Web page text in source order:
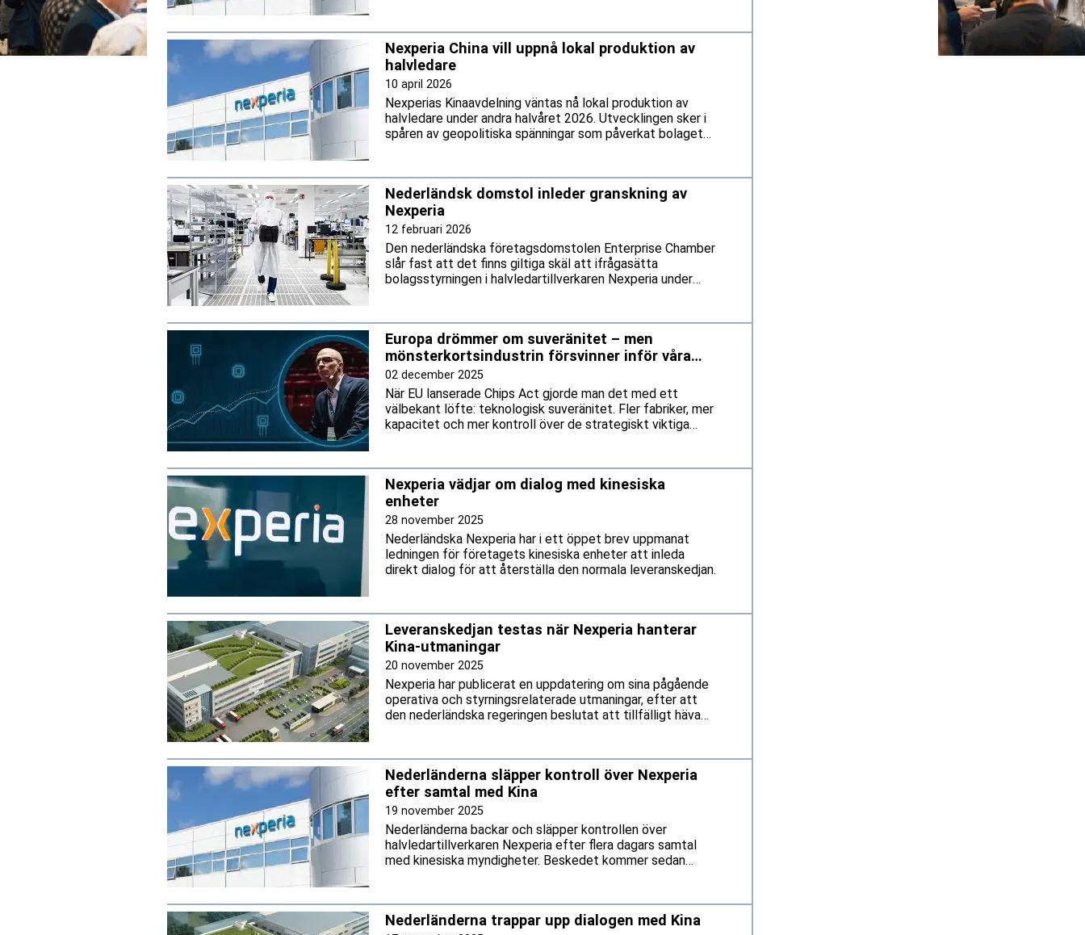
skadestånd och vill se de nederländska
styrningsåtgärderna upphävda.
Nexperia China vill uppnå lokal produktion av
halvledare
10 april 2026
Nexperias Kinaavdelning väntas nå lokal produktion av
halvledare under andra halvåret 2026. Utvecklingen sker i
spåren av geopolitiska spänningar som påverkat bolagets
Nederländsk domstol inleder granskning av
Nexperia
12 februari 2026
Den nederländska företagsdomstolen Enterprise Chamber
slår fast att det finns giltiga skäl att ifrågasätta
bolagsstyrningen i halvledartillverkaren Nexperia under
Europa drömmer om suveränitet – men
mönsterkortsindustrin försvinner inför våra
ögon
02 december 2025
När EU lanserade Chips Act gjorde man det med ett
välbekant löfte: teknologisk suveränitet. Fler fabriker, mer
kapacitet och mer kontroll över de strategiskt viktiga
Nexperia vädjar om dialog med kinesiska
enheter
28 november 2025
Nederländska Nexperia har i ett öppet brev uppmanat
ledningen för företagets kinesiska enheter att inleda
direkt dialog för att återställa den normala leveranskedjan.
Leveranskedjan testas när Nexperia hanterar
Kina-utmaningar
20 november 2025
Nexperia har publicerat en uppdatering om sina pågående
operativa och styrningsrelaterade utmaningar, efter att
den nederländska regeringen beslutat att tillfälligt häva
Nederländerna släpper kontroll över Nexperia
efter samtal med Kina
19 november 2025
Nederländerna backar och släpper kontrollen över
halvledartillverkaren Nexperia efter flera dagars samtal
med kinesiska myndigheter. Beskedet kommer sedan
Vincent Karremans.
Nederländerna trappar upp dialogen med Kina